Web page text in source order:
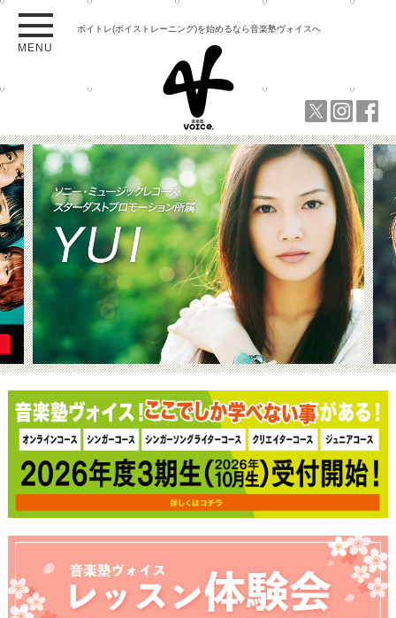
MENU
ボイトレ(ボイストレーニング)を始めるなら音楽塾ヴォイスへ